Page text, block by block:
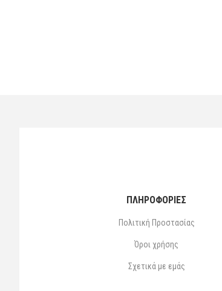
ΠΛΗΡΟΦΟΡΙΕΣ
Πολιτική Προστασίας
Όροι χρήσης
Σχετικά με εμάς